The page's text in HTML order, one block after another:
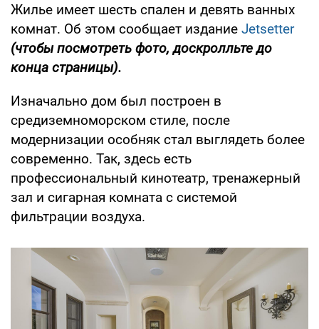
Жилье имеет шесть спален и девять ванных
комнат. Об этом сообщает издание Jetsetter
(чтобы посмотреть фото, доскролльте до
конца страницы).
Изначально дом был построен в
средиземноморском стиле, после
модернизации особняк стал выглядеть более
современно. Так, здесь есть
профессиональный кинотеатр, тренажерный
зал и сигарная комната с системой
фильтрации воздуха.